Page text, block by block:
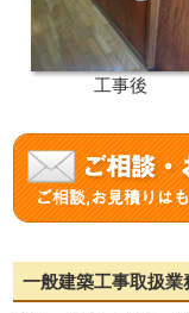
工事後
一般建築工事取扱業